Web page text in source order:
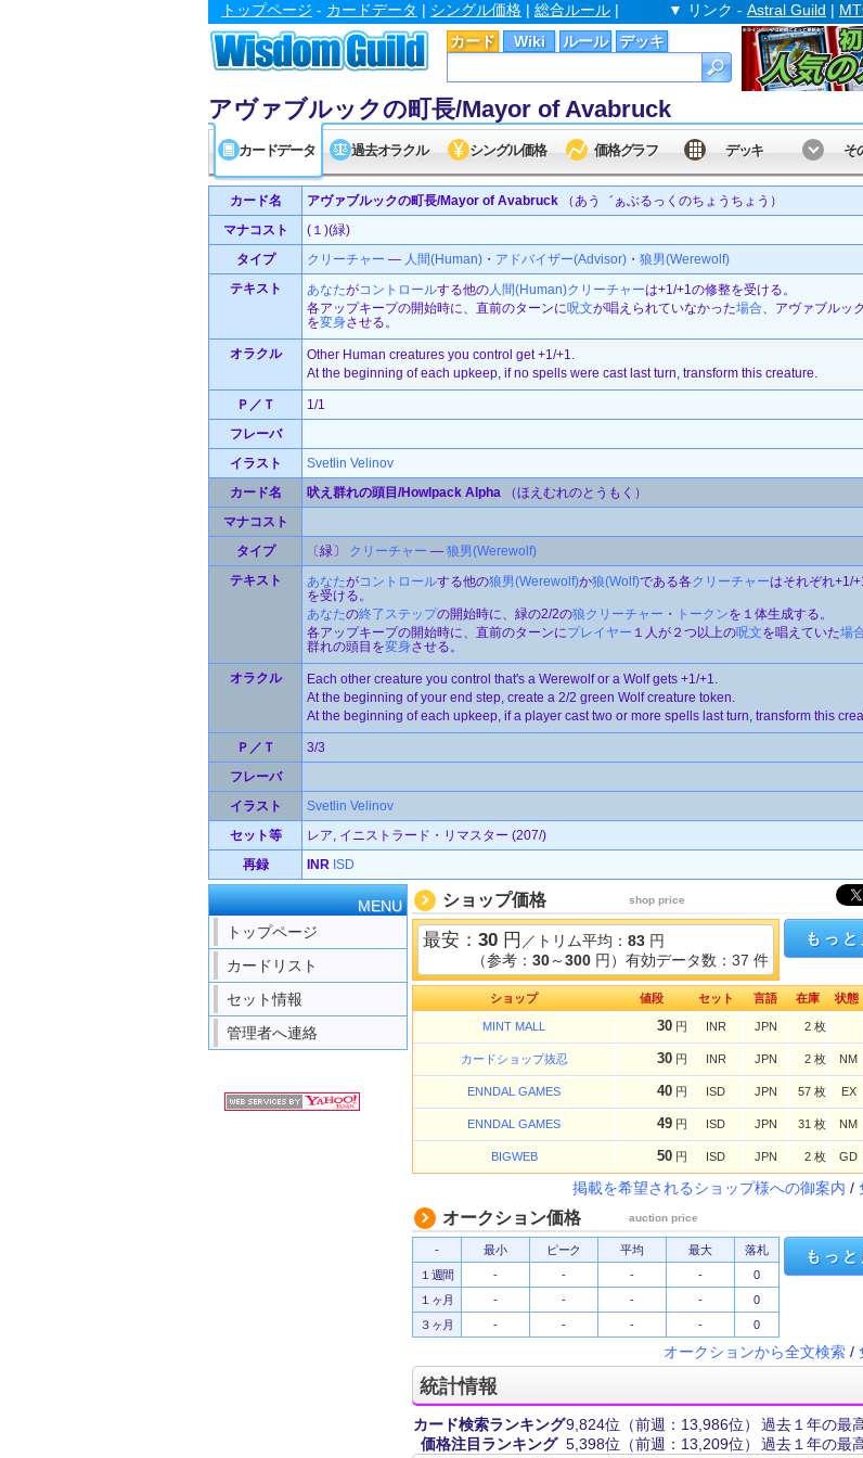
カード Wiki ルール デッキ
トップページ - カードデータ | シングル価格 | 総合ルール | ▼ リンク - Astral Guild |
アヴァブルックの町長/Mayor of Avabruck
カードデータ 過去オラクル シングル価格 価格グラフ デッキ そ
カード名 アヴァブルックの町長/Mayor of Avabruck （あう゛ぁぶるっくのちょうちょう）
マナコスト
(１)(緑)
タイプ
クリーチャー — 人間(Human) ・ アドバイザー(Advisor) ・ 狼男(Werewolf)
テキスト
あなたがコントロールする他の人間(Human)クリーチャーは+1/+1の修整を受ける。
各アップキープの開始時に、直前のターンに呪文が唱えられていなかった場合、アヴァブルッ
を変身させる。
オラクル
Other Human creatures you control get +1/+1.
At the beginning of each upkeep, if no spells were cast last turn, transform this creature.
Ｐ／Ｔ
1/1
フレーバ
イラスト
Svetlin Velinov
カード名
吠え群れの頭目/Howlpack Alpha （ほえむれのとうもく）
マナコスト
タイプ
〔緑〕 クリーチャー — 狼男(Werewolf)
テキスト
あなたがコントロールする他の狼男(Werewolf)か狼(Wolf)である各クリーチャーはそれぞれ+1/
を受ける。
あなたの終了ステップの開始時に、緑の2/2の狼クリーチャー ・ トークンを１体生成する。
各アップキープの開始時に、直前のターンにプレイヤー １人が２つ以上の呪文を唱えていた場
群れの頭目を変身させる。
オラクル
Each other creature you control that's a Werewolf or a Wolf gets +1/+1.
At the beginning of your end step, create a 2/2 green Wolf creature token.
At the beginning of each upkeep, if a player cast two or more spells last turn, transform this
Ｐ／Ｔ
3/3
フレーバ
イラスト
Svetlin Velinov
セット等
レア, イニストラード・リマスター (207/)
再録
INR ISD
MENU
トップページ
カードリスト
セット情報
管理者へ連絡
ショップ価格 shop price
最安： 30 円 ／トリム平均： 83 円
（参考： 30～300 円）有効データ数：37 件
もっと
ショップ 値段 セット 言語 在庫 状態
MINT MALL 30 円 INR JPN 2 枚
カードショップ抜忍 30 円 INR JPN 2 枚 NM
ENNDAL GAMES 40 円 ISD JPN 57 枚 EX
ENNDAL GAMES 49 円 ISD JPN 31 枚 NM
BIGWEB 50 円 ISD JPN 2 枚 GD
掲載を希望されるショップ様への御案内 /
オークション価格 auction price
- 最小 ピーク 平均 最大
落札
１週間
- - - -
0
１ヶ月
- - - -
0
３ヶ月
- - - - 0
もっと
オークションから全文検索 /
統計情報
カード検索ランキング9,824位 （前週：13,986位）
過去１年の最
価格注目ランキング 5,398位 （前週：13,209位） 過去１年の最